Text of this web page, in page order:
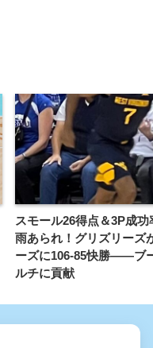
スモール26得点＆3P成功
雨あられ！グリズリーズ
ーズに106-85快勝——ブ
ルチに貢献